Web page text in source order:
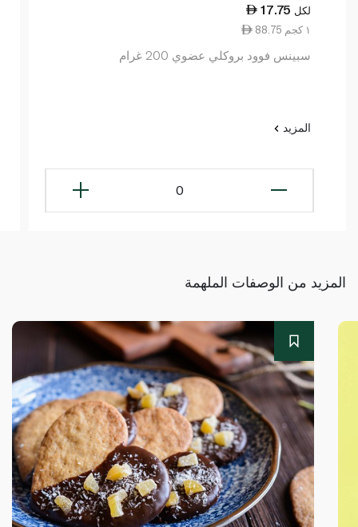
17.75 لكل
88.75 ١ كجم
سبينس فوود بروكلي عضوي 200 غرام
المزيد
0
المزيد من الوصفات الملهمة